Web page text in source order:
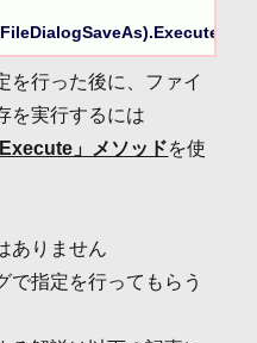
を行った後に、ファイ
を実行するには
」メソッドを使
ありません
で指定を行ってもらう